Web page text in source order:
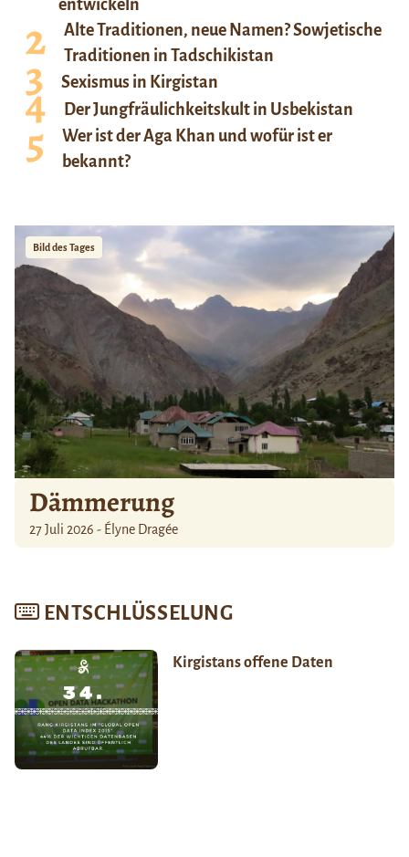
entwickeln
Alte Traditionen, neue Namen? Sowjetische
Traditionen in Tadschikistan
Sexismus in Kirgistan
Der Jungfräulichkeitskult in Usbekistan
Wer ist der Aga Khan und wofür ist er
bekannt?
Bild des Tages
Dämmerung
27 Juli 2026 - Élyne Dragée
ENTSCHLÜSSELUNG
Kirgistans offene Daten